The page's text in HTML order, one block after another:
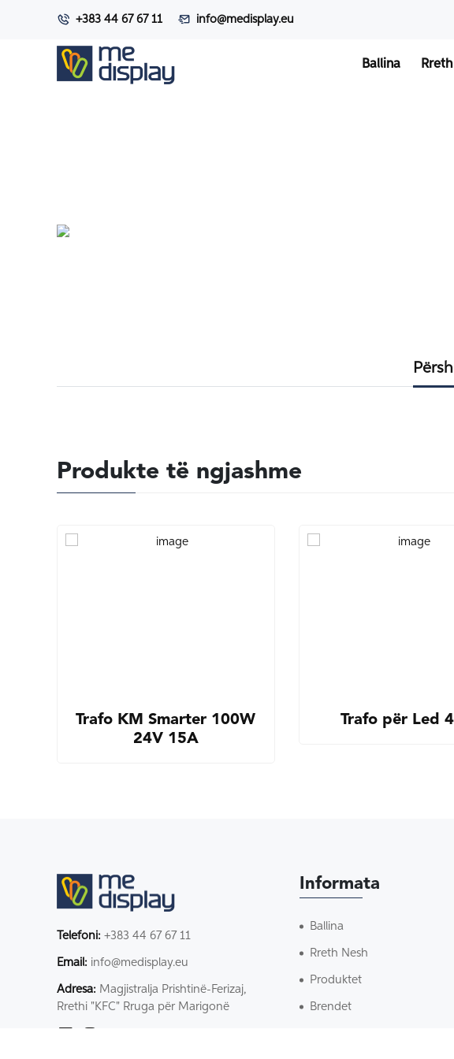
+383 44 67 67 11 info@medisplay.eu
Ballina
Produkte të ngjashme
Trafo KM Smarter 100W
24V 15A
Trafo për Led
Telefoni: +383 44 67 67 11
Email: info@medisplay.eu
Adresa: Magjistralja Prishtinë-Ferizaj,
Rrethi "KFC" Rruga për Marigonë
Informata
Ballina
Rreth Nesh
Produktet
Brendet